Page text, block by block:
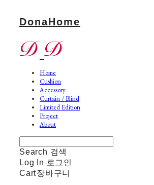
DonaHome
Home
Cushion
Accessory
Curtain / Blind
Limited Edition
Project
About
Search 검색
Log In 로그인
Cart장바구니